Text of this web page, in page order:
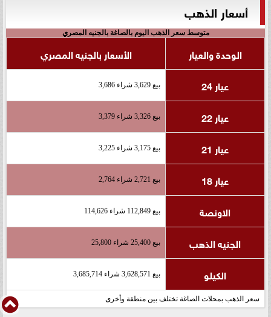
أسعار الذهب
متوسط سعر الذهب اليوم بالصاغة بالجنيه المصري
الوحدة والعيار
الأسعار بالجنيه المصري
عيار 24
بيع 3,629 شراء 3,686
عيار 22 بيع 3,326 شراء 3,379
عيار 21 بيع 3,175 شراء 3,225
عيار 18 بيع 2,721 شراء 2,764
الاونصة بيع 112,849 شراء 114,626
الجنيه الذهب بيع 25,400 شراء 25,800
الكيلو بيع 3,628,571 شراء 3,685,714
سعر الذهب بمحلات الصاغة تختلف بين منطقة وأخرى